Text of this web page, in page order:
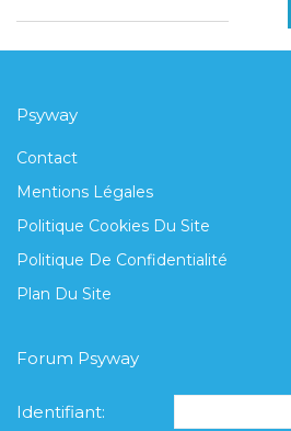
Psyway
Contact
Mentions Légales
Politique Cookies Du Site
Politique De Confidentialité
Plan Du Site
Forum Psyway
Identifiant: